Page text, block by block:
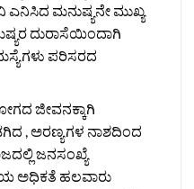
ಎನಿಸಿದ ಮನುಷ್ಯನೇ ಮುಖ್ಯ
ದುರಾಸೆಯಿಂದಾಗಿ
ಪರಿಸರದ
ಜೀವನಕ್ಕಾಗಿ
, ಅರಣ್ಯಗಳ ನಾಶದಿಂದ
ಜನಸಂಖ್ಯೆ
ಅಧಿಕತೆ ಹಲವಾರು